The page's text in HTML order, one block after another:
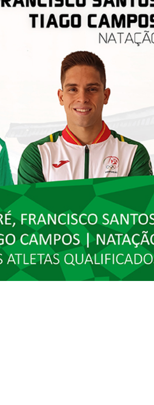
Educação pelos Valores Olímpicos
Documentos
Contactos